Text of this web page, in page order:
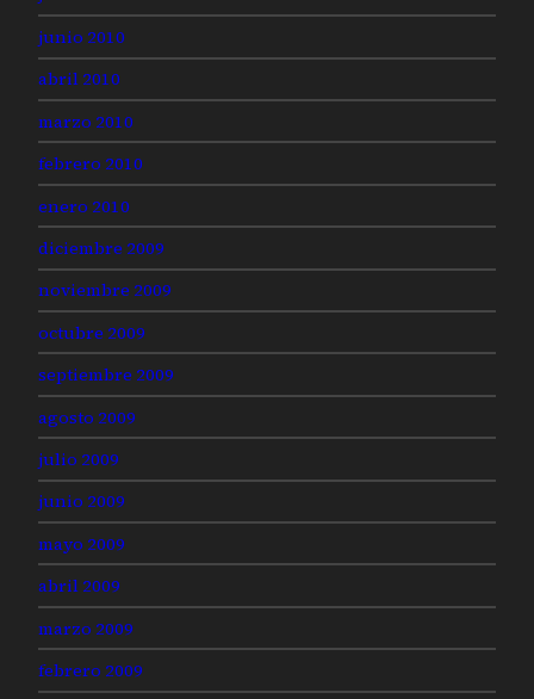
junio 2010
abril 2010
marzo 2010
febrero 2010
enero 2010
diciembre 2009
noviembre 2009
octubre 2009
septiembre 2009
agosto 2009
julio 2009
junio 2009
mayo 2009
abril 2009
marzo 2009
febrero 2009